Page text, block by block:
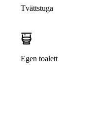
Tvättstuga
Egen toalett